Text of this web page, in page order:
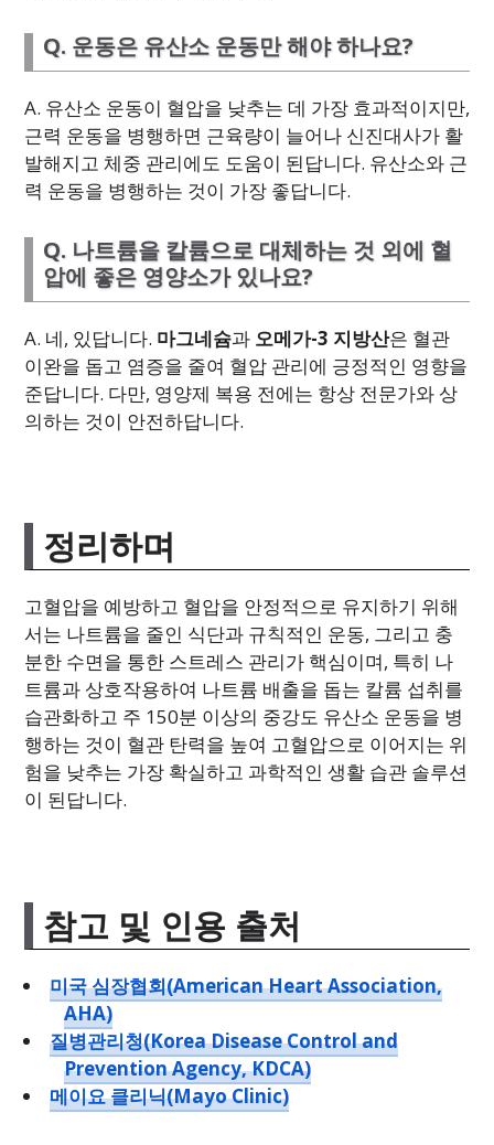
Q. 운동은 유산소 운동만 해야 하나요?
A. 유산소 운동이 혈압을 낮추는 데 가장 효과적이지만,
근력 운동을 병행하면 근육량이 늘어나 신진대사가 활
발해지고 체중 관리에도 도움이 된답니다. 유산소와 근
력 운동을 병행하는 것이 가장 좋답니다.
Q. 나트륨을 칼륨으로 대체하는 것 외에 혈
압에 좋은 영양소가 있나요?
A. 네, 있답니다. 마그네슘과 오메가-3 지방산은 혈관
이완을 돕고 염증을 줄여 혈압 관리에 긍정적인 영향을
준답니다. 다만, 영양제 복용 전에는 항상 전문가와 상
의하는 것이 안전하답니다.
정리하며
고혈압을 예방하고 혈압을 안정적으로 유지하기 위해
서는 나트륨을 줄인 식단과 규칙적인 운동, 그리고 충
분한 수면을 통한 스트레스 관리가 핵심이며, 특히 나
트륨과 상호작용하여 나트륨 배출을 돕는 칼륨 섭취를
습관화하고 주 150분 이상의 중강도 유산소 운동을 병
행하는 것이 혈관 탄력을 높여 고혈압으로 이어지는 위
험을 낮추는 가장 확실하고 과학적인 생활 습관 솔루션
이 된답니다.
참고 및 인용 출처
미국 심장협회(American Heart Association,
AHA)
질병관리청(Korea Disease Control and
Prevention Agency, KDCA)
메이요 클리닉(Mayo Clinic)